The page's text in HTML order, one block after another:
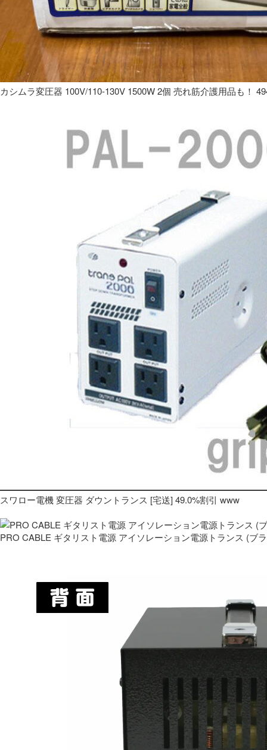
カシムラ変圧器 100V/110-130V 1500W 2個 売れ筋介護用品も！
スワロー電機 変圧器 ダウントランス [宅送] 49.0%割引 www
PRO CABLE ギタリスト電源 アイソレーション電源トランス (ブ